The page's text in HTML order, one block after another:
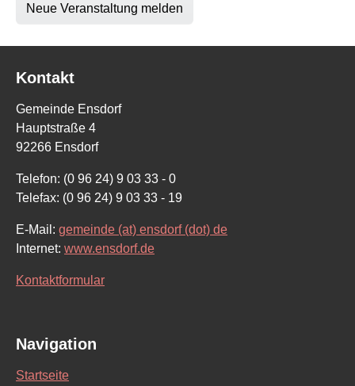
Neue Veranstaltung melden
Kontakt
Gemeinde Ensdorf
Hauptstraße 4
92266 Ensdorf
Telefon: (0 96 24) 9 03 33 - 0
Telefax: (0 96 24) 9 03 33 - 19
E-Mail: gemeinde (at) ensdorf (dot) de
Internet: www.ensdorf.de
Kontaktformular
Navigation
Startseite